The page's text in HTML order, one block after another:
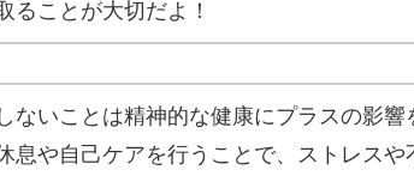
ることが大切だよ！
ないことは精神的な健康にプラスの影響
息や自己ケアを行うことで、ストレス